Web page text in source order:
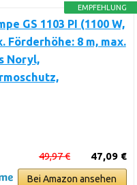
EMPFEHLUNG
GS 1103 PI (1100 W,
Förderhöhe: 8 m, max.
Noryl,
47,09 €
49,97 €
Bei Amazon ansehen